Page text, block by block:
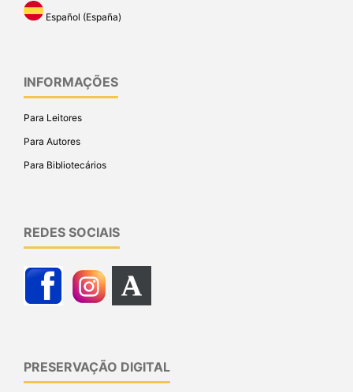
Español (España)
INFORMAÇÕES
Para Leitores
Para Autores
Para Bibliotecários
REDES SOCIAIS
PRESERVAÇÃO DIGITAL